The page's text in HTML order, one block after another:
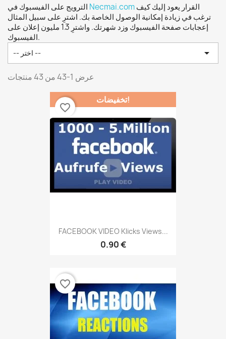
Necmai.com
ترغب في زيادة إمكانية الوصول الخاصة بك. اشترِ على سبيل المثال
إعجابات صفحة الفيسبوك وزد شهرتك. واشترِ 1.3 مليون إعلان على
الفيسبوك.
-- اختر -- 
عرض 1-43 من 43 منتجات
FACEBOOK VIDEO Klicks Views...
0.90 €
تخفيضات!
favorite_border
favorite_border